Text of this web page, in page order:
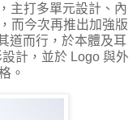
主打多單元設計、內
而今次再推出加強版
道而行，於本體及耳
計，並於 Logo 與外
。